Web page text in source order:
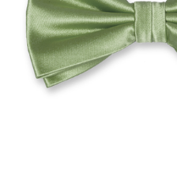
Stoffmasken
Gesichtsmasken Zubehör